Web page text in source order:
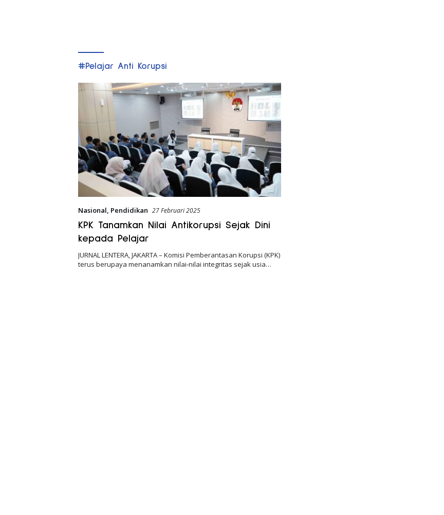
#Pelajar Anti Korupsi
Nasional, Pendidikan 27 Februari 2025
KPK Tanamkan Nilai Antikorupsi Sejak Dini
kepada Pelajar
JURNAL LENTERA, JAKARTA – Komisi Pemberantasan Korupsi (KPK)
terus berupaya menanamkan nilai-nilai integritas sejak usia…